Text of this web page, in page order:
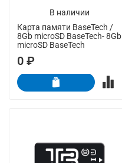
В наличии
Карта памяти BaseTech /
8Gb microSD BaseTech- 8Gb
microSD BaseTech
0 ₽